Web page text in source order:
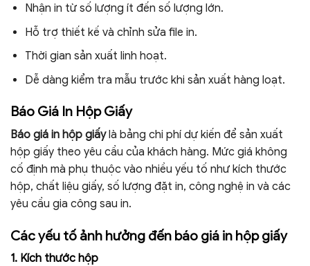
Nhận in từ số lượng ít đến số lượng lớn.
Hỗ trợ thiết kế và chỉnh sửa file in.
Thời gian sản xuất linh hoạt.
Dễ dàng kiểm tra mẫu trước khi sản xuất hàng loạt.
Báo Giá In Hộp Giấy
Báo giá in hộp giấylà bảng chi phí dự kiến để sản xuất
hộp giấy theo yêu cầu của khách hàng. Mức giá không
cố định mà phụ thuộc vào nhiều yếu tố như kích thước
hộp, chất liệu giấy, số lượng đặt in, công nghệ in và các
yêu cầu gia công sau in.
Các yếu tố ảnh hưởng đến báo giá in hộp giấy
1. Kích thước hộp